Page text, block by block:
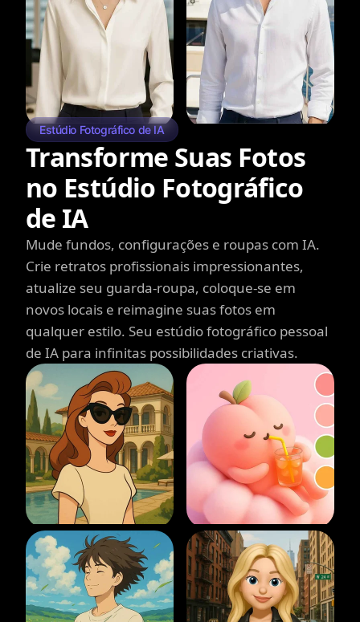
Estúdio Fotográfico de IA
Transforme Suas Fotos
no Estúdio Fotográfico
de IA
Mude fundos, configurações e roupas com IA.
Crie retratos profissionais impressionantes,
atualize seu guarda-roupa, coloque-se em
novos locais e reimagine suas fotos em
qualquer estilo. Seu estúdio fotográfico pessoal
de IA para infinitas possibilidades criativas.